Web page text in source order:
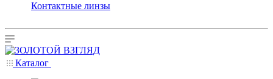
Контактные линзы
Каталог